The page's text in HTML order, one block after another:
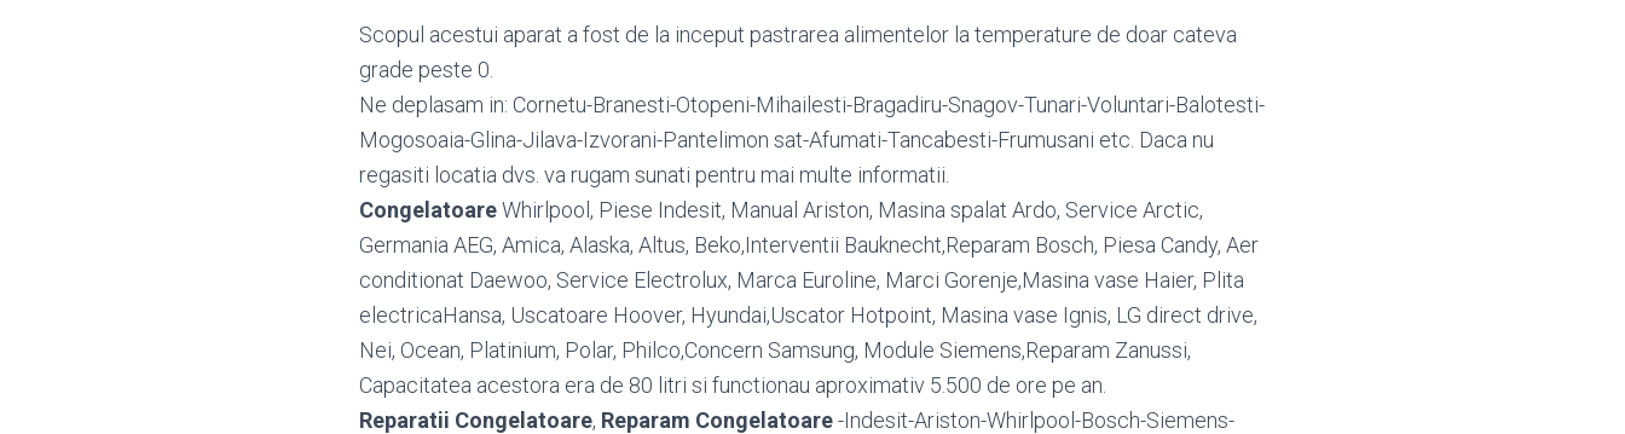
Scopul acestui aparat a fost de la inceput pastrarea alimentelor la temperature de doar cateva
grade peste 0.
Ne deplasam in: Cornetu-Branesti-Otopeni-Mihailesti-Bragadiru-Snagov-Tunari-Voluntari-Balotesti-
Mogosoaia-Glina-Jilava-Izvorani-Pantelimon sat-Afumati-Tancabesti-Frumusani etc. Daca nu
regasiti locatia dvs. va rugam sunati pentru mai multe informatii.
CongelatoareWhirlpool, Piese Indesit, Manual Ariston, Masina spalat Ardo, Service Arctic,
Germania AEG, Amica, Alaska, Altus, Beko,Interventii Bauknecht,Reparam Bosch, Piesa Candy, Aer
conditionat Daewoo, Service Electrolux, Marca Euroline, Marci Gorenje,Masina vase Haier, Plita
electricaHansa, Uscatoare Hoover, Hyundai,Uscator Hotpoint, Masina vase Ignis, LG direct drive,
Nei, Ocean, Platinium, Polar, Philco,Concern Samsung, Module Siemens,Reparam Zanussi,
Capacitatea acestora era de 80 litri si functionau aproximativ 5.500 de ore pe an.
Reparatii Congelatoare, Reparam Congelatoare-Indesit-Ariston-Whirlpool-Bosch-Siemens-